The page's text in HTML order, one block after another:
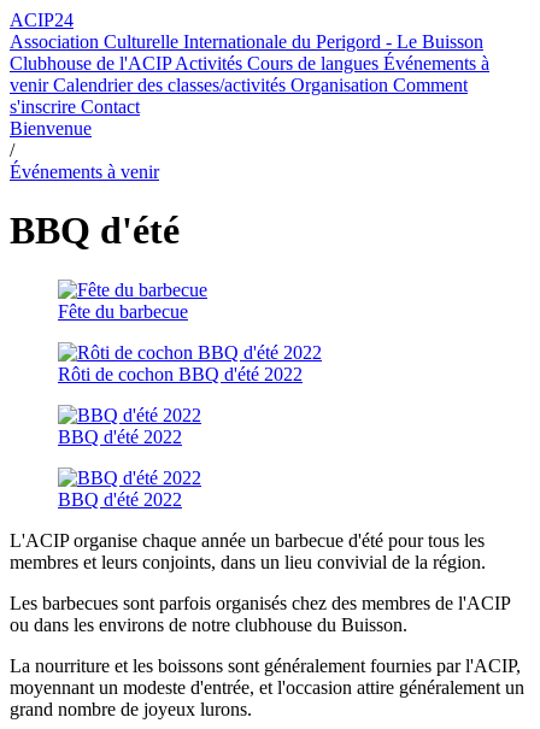
ACIP24
Association Culturelle Internationale du Perigord - Le Buisson
Clubhouse de l'ACIPActivités Cours de langues Événements à
venirCalendrier des classes/activités Organisation Comment
s'inscrire Contact
Bienvenue
/
Événements à venir
BBQ d'été
Fête du barbecue
Rôti de cochon BBQ d'été 2022
BBQ d'été 2022
BBQ d'été 2022
L'ACIP organise chaque année un barbecue d'été pour tous les
membres et leurs conjoints, dans un lieu convivial de la région.
Les barbecues sont parfois organisés chez des membres de l'ACIP
ou dans les environs de notre clubhouse du Buisson.
La nourriture et les boissons sont généralement fournies par l'ACIP,
moyennant un modeste d'entrée, et l'occasion attire généralement un
grand nombre de joyeux lurons.